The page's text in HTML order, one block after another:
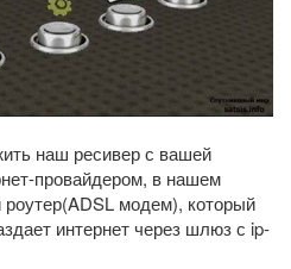
наш ресивер с вашей
провайдером, в нашем
модем), который
интернет через шлюз с ip-